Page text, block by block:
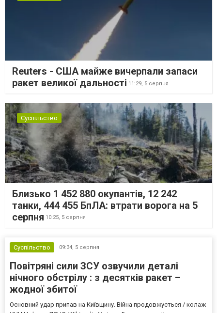
Reuters - США майже вичерпали запаси
ракет великої дальності 11:29, 5 серпня
Суспільство
Близько 1 452 880 окупантів, 12 242
танки, 444 455 БпЛА: втрати ворога на 5
серпня 10:25, 5 серпня
Суспільство 09:34, 5 серпня
Повітряні сили ЗСУ озвучили деталі
нічного обстрілу : з десятків ракет –
жодної збитої
Основний удар припав на Київщину. Війна продовжується / колаж